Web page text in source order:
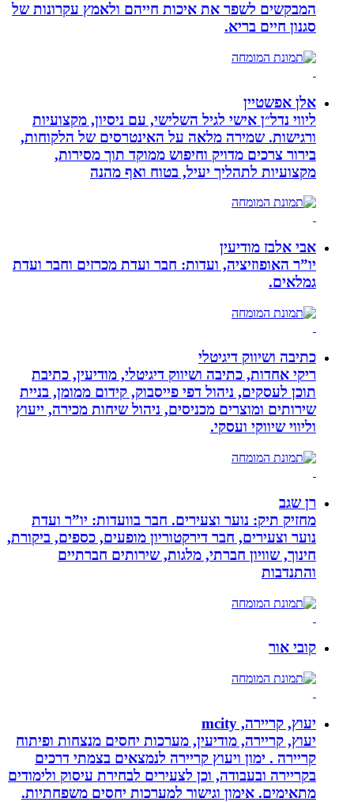
המבקשים לשפר את איכות חייהם ולאמץ עקרונות של
סגנון חיים בריא.
אלן אפשטיין
ליווי נדל״ן אישי לגיל השלישי, עם ניסיון, מקצועיות
ורגישות. שמירה מלאה על האינטרסים של הלקוחות,
בירור צרכים מדויק וחיפוש ממוקד תוך מסירות,
מקצועיות לתהליך יעיל, בטוח ואף מהנה
אבי אלבז מודיעין
יו”ר האופוזיציה, ועדות: חבר ועדת מכרזים וחבר ועדת
גמלאים.
כתיבה ושיווק דיגיטלי
ריקי אחדות, כתיבה ושיווק דיגיטלי, מודיעין, כתיבת
תוכן לעסקים, ניהול דפי פייסבוק, קידום ממומן, בניית
שירותים ומוצרים מכניסים, ניהול שיחות מכירה, ייעוץ
וליווי שיווקי ועסקי.
רן שגב
מחזיק תיק: נוער וצעירים. חבר בוועדות: יו”ר ועדת
נוער וצעירים, חבר דירקטוריון מופעים, כספים, ביקורת,
חינוך, שוויון חברתי, מלגות, שירותים חברתיים
והתנדבות
קובי אור
יעוץ, קריירה, mcity
יעוץ, קריירה, מודיעין, מערכות יחסים מנצחות ופיתוח
קריירה . ימון ויעוץ קריירה לנמצאים בצמתי דרכים
בקריירה ובעבודה, וכן לצעירים לבחירת עיסוק ולימודים
מתאימים. אימון וגישור למערכות יחסים משפחתיות.